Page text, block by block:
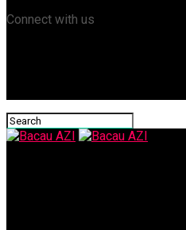
Connect with us